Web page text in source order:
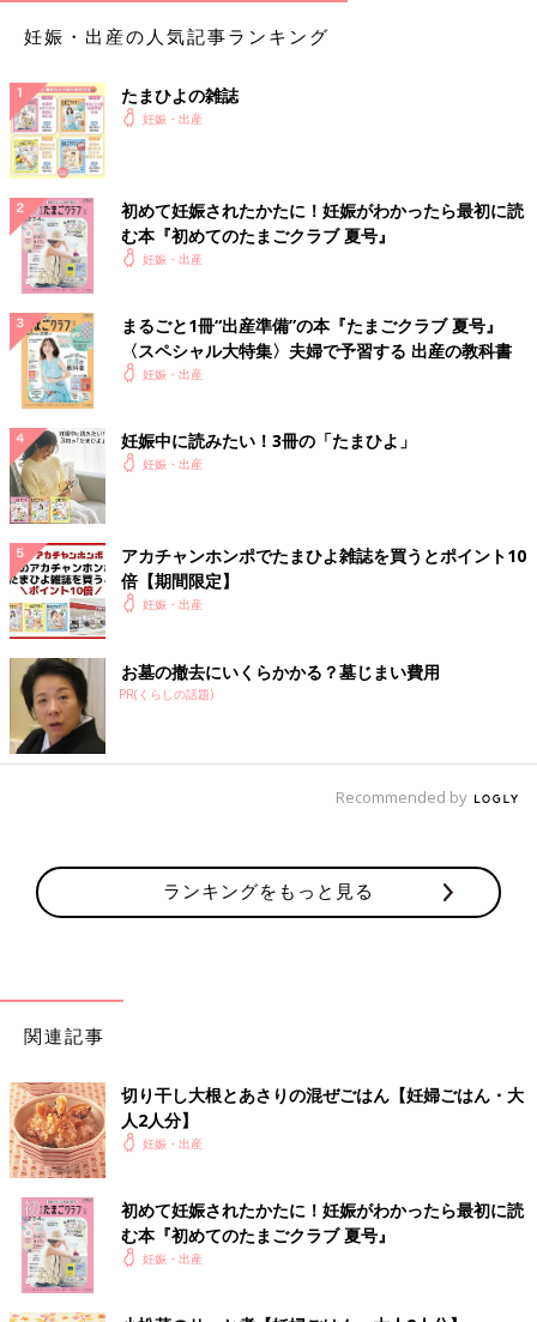
妊娠・出産の人気記事ランキング
たまひよの雑誌
妊娠・出産
初めて妊娠されたかたに！妊娠がわかったら最初に読
む本『初めてのたまごクラブ 夏号』
妊娠・出産
まるごと1冊“出産準備”の本『たまごクラブ 夏号』
〈スペシャル大特集〉夫婦で予習する 出産の教科書
妊娠・出産
妊娠中に読みたい！3冊の「たまひよ」
妊娠・出産
アカチャンホンポでたまひよ雑誌を買うとポイント10
倍【期間限定】
妊娠・出産
お墓の撤去にいくらかかる？墓じまい費用
PR(くらしの話題)
Recommended by
ランキングをもっと見る
関連記事
切り干し大根とあさりの混ぜごはん【妊婦ごはん・大
人2人分】
妊娠・出産
初めて妊娠されたかたに！妊娠がわかったら最初に読
む本『初めてのたまごクラブ 夏号』
妊娠・出産